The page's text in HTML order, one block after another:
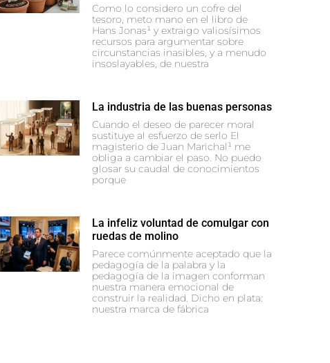
Como lo considero un cofre del
tesoro, meto mano en el libro de
Hans Jonas¹ y extraigo valiosísimos
recursos para argumentar sobre
circunstancias inasibles, y a menudo
insoslayables, de nuestra
La industria de las buenas personas
Cuando el deseo de parecer moral
sustituye al esfuerzo de serlo El
magisterio de Juan Marichal¹ me
obliga a cambiar el paso. No puedo
glosar su caudal de conocimientos
porque
La infeliz voluntad de comulgar con
ruedas de molino
Parece comúnmente aceptado que la
pedagogía de la palabra y la
pedagogía de la imagen conforman
nuestra manera emocional de
construir la realidad. Dicho en plata:
nuestra marca de fábrica